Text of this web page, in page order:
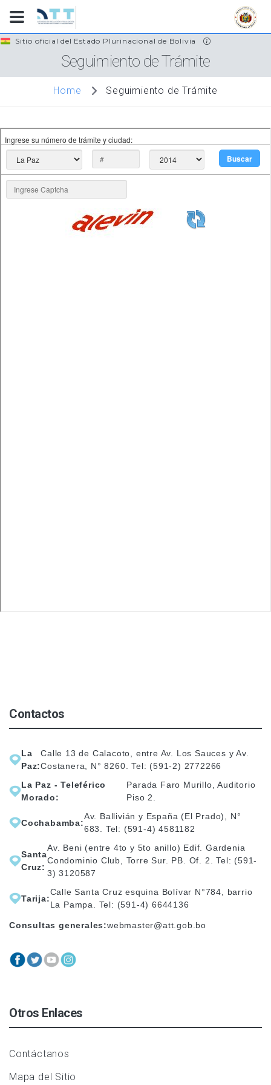
Skip
to
main
content
Sitio oficial del Estado Plurinacional de Bolivia
Seguimiento de Trámite
Home Seguimiento de Trámite
Contactos
La
Paz:
Calle 13 de Calacoto, entre Av. Los Sauces y Av.
Costanera, N° 8260. Tel: (591-2) 2772266
La Paz - Teleférico
Morado:
Parada Faro Murillo, Auditorio
Piso 2.
Cochabamba:
Av. Ballivián y España (El Prado), N°
683. Tel: (591-4) 4581182
Santa
Cruz:
Av. Beni (entre 4to y 5to anillo) Edif. Gardenia
Condominio Club, Torre Sur. PB. Of. 2. Tel: (591-
3) 3120587
Tarija:
Calle Santa Cruz esquina Bolívar N°784, barrio
La Pampa. Tel: (591-4) 6644136
Consultas generales:webmaster@att.gob.bo
Otros Enlaces
Contáctanos
Mapa del Sitio